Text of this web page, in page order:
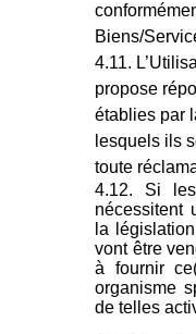
Biens/
propose
établies par
lesquels ils
toute
Si
nécessitent
la
vont être
à fournir
organisme
de telles